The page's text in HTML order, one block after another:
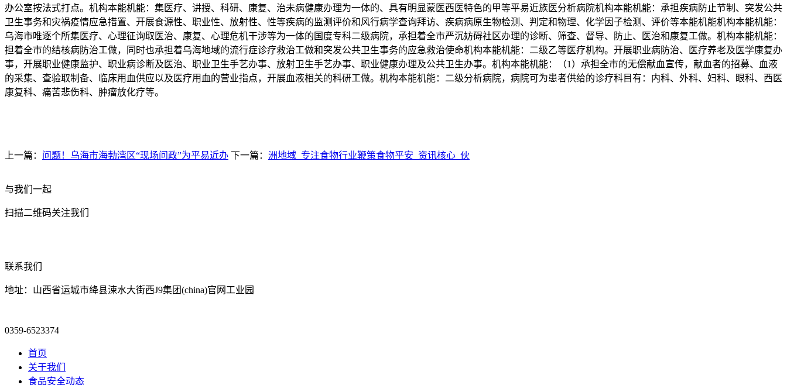
办公室按法式打点。机构本能机能：集医疗、讲授、科研、康复、治未病健康办理为一体的、具有明显蒙医西医特色的甲等平易近族医分析病院机构本能机能：承担疾病防止节制、突发公共
卫生事务和灾祸疫情应急措置、开展食源性、职业性、放射性、性等疾病的监测评价和风行病学查询拜访、疾病病原生物检测、判定和物理、化学因子检测、评价等本能机能机构本能机能：
乌海市唯逐个所集医疗、心理征询取医治、康复、心理危机干涉等为一体的国度专科二级病院，承担着全市严沉妨碍社区办理的诊断、筛查、督导、防止、医治和康复工做。机构本能机能：
担着全市的结核病防治工做，同时也承担着乌海地域的流行症诊疗救治工做和突发公共卫生事务的应急救治使命机构本能机能：二级乙等医疗机构。开展职业病防治、医疗养老及医学康复办
事，开展职业健康监护、职业病诊断及医治、职业卫生手艺办事、放射卫生手艺办事、职业健康办理及公共卫生办事。机构本能机能：（1）承担全市的无偿献血宣传，献血者的招募、血液
的采集、查验取制备、临床用血供应以及医疗用血的营业指点，开展血液相关的科研工做。机构本能机能：二级分析病院，病院可为患者供给的诊疗科目有：内科、外科、妇科、眼科、西医
康复科、痛苦悲伤科、肿瘤放化疗等。
上一篇： 问题！乌海市海勃湾区“现场问政”为平易近办 下一篇： 洲地域_专注食物行业鞭策食物平安_资讯核心_伙
与我们一起
扫描二维码关注我们
联系我们
地址：山西省运城市绛县涑水大街西J9集团(china)官网工业园
0359-6523374
首页
关于我们
食品安全动态